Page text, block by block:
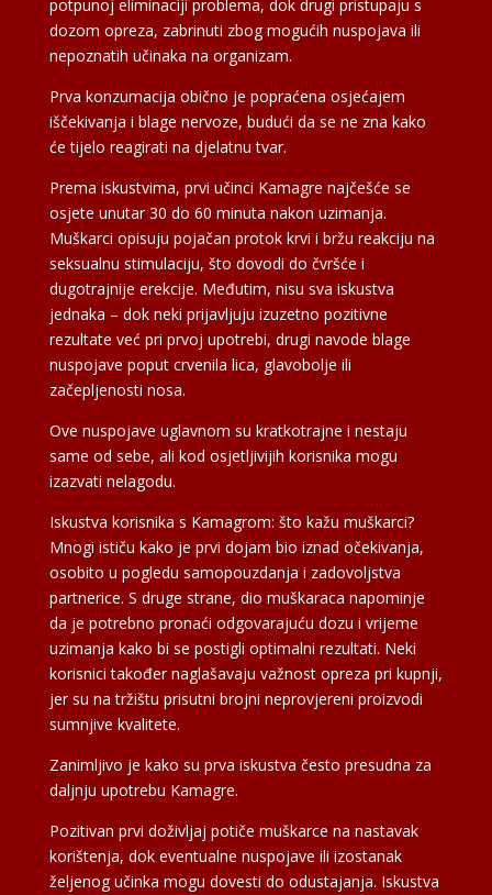
potpunoj eliminaciji problema, dok drugi pristupaju s
dozom opreza, zabrinuti zbog mogućih nuspojava ili
nepoznatih učinaka na organizam.
Prva konzumacija obično je popraćena osjećajem
iščekivanja i blage nervoze, budući da se ne zna kako
će tijelo reagirati na djelatnu tvar.
Prema iskustvima, prvi učinci Kamagre najčešće se
osjete unutar 30 do 60 minuta nakon uzimanja.
Muškarci opisuju pojačan protok krvi i bržu reakciju na
seksualnu stimulaciju, što dovodi do čvršće i
dugotrajnije erekcije. Međutim, nisu sva iskustva
jednaka – dok neki prijavljuju izuzetno pozitivne
rezultate već pri prvoj upotrebi, drugi navode blage
nuspojave poput crvenila lica, glavobolje ili
začepljenosti nosa.
Ove nuspojave uglavnom su kratkotrajne i nestaju
same od sebe, ali kod osjetljivijih korisnika mogu
izazvati nelagodu.
Iskustva korisnika s Kamagrom: što kažu muškarci?
Mnogi ističu kako je prvi dojam bio iznad očekivanja,
osobito u pogledu samopouzdanja i zadovoljstva
partnerice. S druge strane, dio muškaraca napominje
da je potrebno pronaći odgovarajuću dozu i vrijeme
uzimanja kako bi se postigli optimalni rezultati. Neki
korisnici također naglašavaju važnost opreza pri kupnji,
jer su na tržištu prisutni brojni neprovjereni proizvodi
sumnjive kvalitete.
Zanimljivo je kako su prva iskustva često presudna za
daljnju upotrebu Kamagre.
Pozitivan prvi doživljaj potiče muškarce na nastavak
korištenja, dok eventualne nuspojave ili izostanak
željenog učinka mogu dovesti do odustajanja. Iskustva